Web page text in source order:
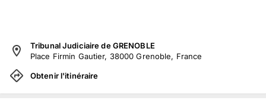
Tribunal Judiciaire de GRENOBLE
Place Firmin Gautier, 38000 Grenoble, France
Obtenir l'itinéraire